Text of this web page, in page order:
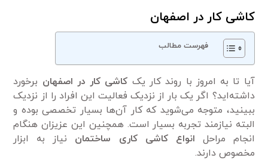
کاشی کار در اصفهان
فهرست مطالب
آیا تا به امروز با روند کار یک کاشی کار در اصفهان برخورد
داشته‌اید؟ اگر یک بار از نزدیک فعالیت این افراد را از نزدیک
ببینید، متوجه می‌شوید که کار آن‌ها بسیار تخصصی بوده و
البته نیاز‌مند تجربه بسیار است. همچنین این عزیزان هنگام
انجام مراحل انواع کاشی کاری ساختمان نیاز به ابزار
مخصوص دارند.